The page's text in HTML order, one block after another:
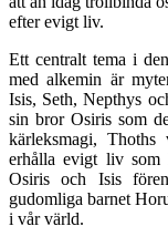
efter evigt liv.
Ett centralt tema i
med alkemin är
Isis, Seth, Nepthys
sin bror Osiris som
kärleksmagi, Thoths
erhålla evigt liv som
Osiris och Isis
gudomliga barnet
i vår värld.